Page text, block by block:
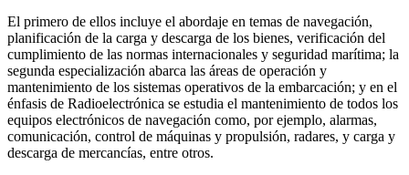
El primero de ellos incluye el abordaje en temas de navegación,
planificación de la carga y descarga de los bienes, verificación del
cumplimiento de las normas internacionales y seguridad marítima; la
segunda especialización abarca las áreas de operación y
mantenimiento de los sistemas operativos de la embarcación; y en el
énfasis de Radioelectrónica se estudia el mantenimiento de todos los
equipos electrónicos de navegación como, por ejemplo, alarmas,
comunicación, control de máquinas y propulsión, radares, y carga y
descarga de mercancías, entre otros.